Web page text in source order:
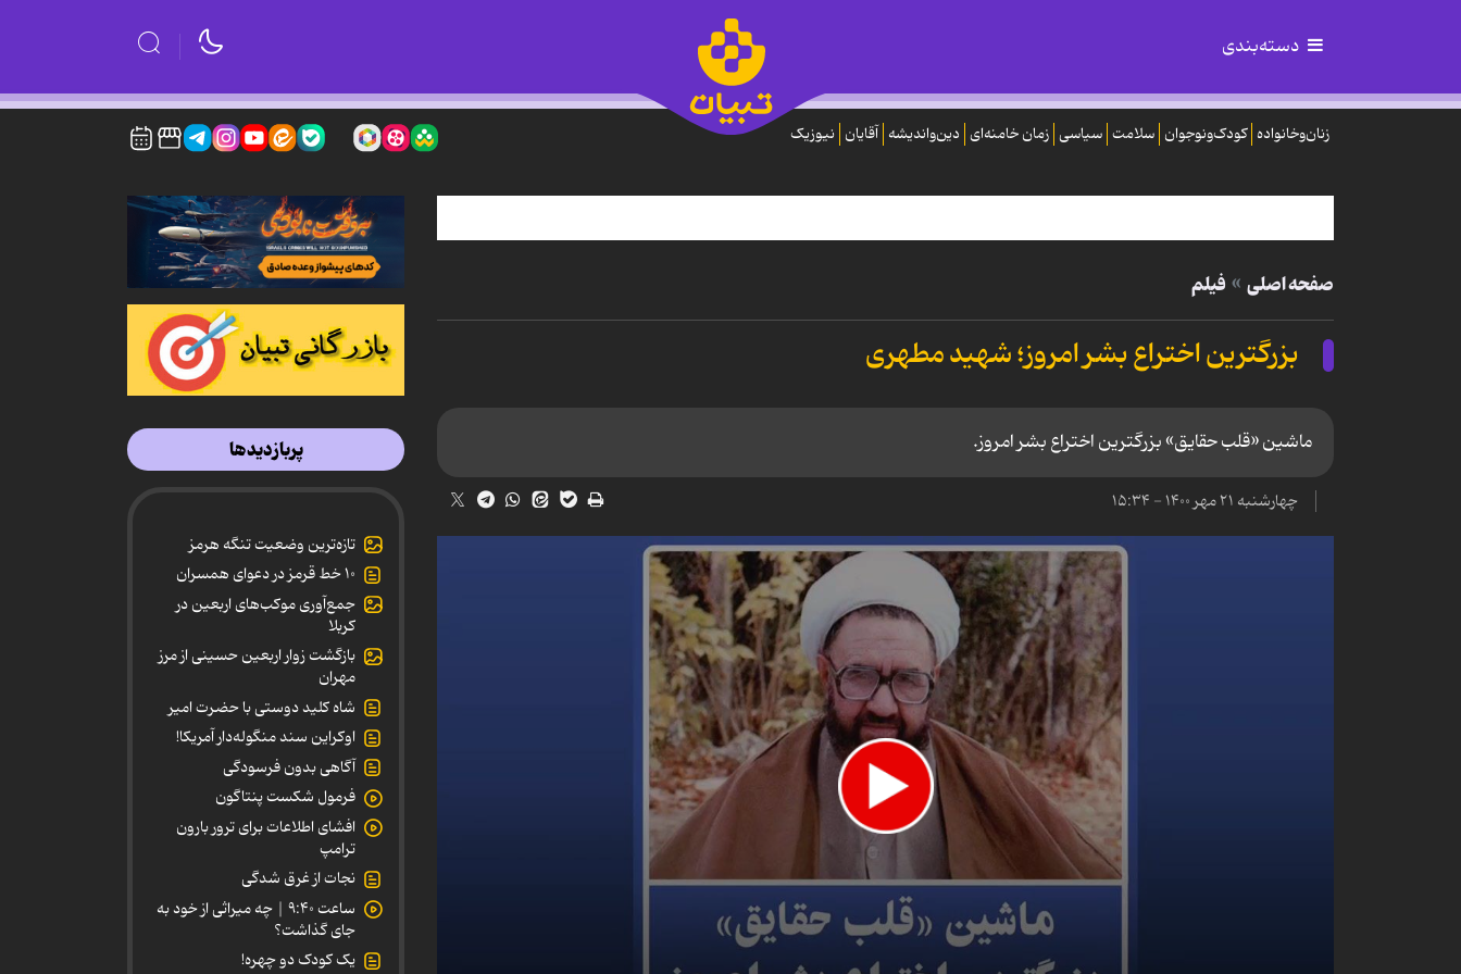
دسته‌بندی
زنان‌وخانواده کودک‌ونوجوان سلامت سیاسی زمان خامنه‌ای دین‌واندیشه آقایان نیوزیک
صفحه اصلی فیلم
بزرگترین اختراع بشر امروز؛ شهید مطهری
ماشین «قلب حقایق» بزرگترین اختراع بشر امروز.
چهارشنبه ۲۱ مهر ۱۴۰۰ - ۱۵:۳۴
پربازدیدها
تازه‌ترین وضعیت تنگه هرمز
۱۰ خط قرمز در دعوای همسران
جمع‌آوری موکب‌های اربعین در
کربلا
بازگشت زوار اربعین حسینی از مرز
مهران
شاه کلید دوستی با حضرت امیر
اوکراین سند منگوله‌دار آمریکا!
آگاهی بدون فرسودگی
فرمول شکست پنتاگون
افشای اطلاعات برای ترور بارون
ترامپ
نجات از غرق شدگی
ساعت ۹:۴۰ | چه میراثی از خود به
جای گذاشت؟
یک کودک دو چهره!